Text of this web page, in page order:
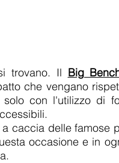
trovano. Il Big
che vengano
con l'utilizzo di
caccia delle famose
occasione e in